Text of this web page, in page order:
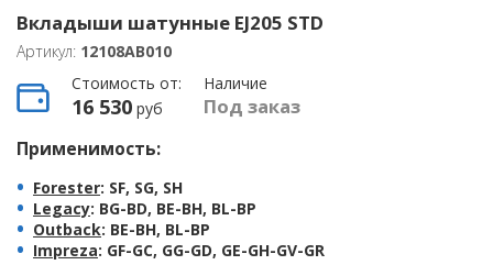
Вкладыши шатунные EJ205 STD
Артикул: 12108AB010
Стоимость от:
16 530 руб
Наличие
Под заказ
Применимость:
Forester: SF, SG, SH
Legacy: BG-BD, BE-BH, BL-BP
Outback: BE-BH, BL-BP
Impreza: GF-GC, GG-GD, GE-GH-GV-GR